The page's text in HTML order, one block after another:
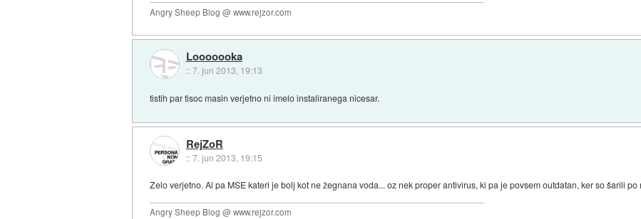
Angry Sheep Blog @ www.rejzor.com
Looooooka
::7. jun 2013, 19:13
tistih par tisoc masin verjetno ni imelo instaliranega nicesar.
RejZoR
::7. jun 2013, 19:15
Zelo verjetno. Al pa MSE kateri je bolj kot ne žegnana voda... oz nek proper antivirus, ki pa je povsem outdatan, ker so šarili
Angry Sheep Blog @ www.rejzor.com